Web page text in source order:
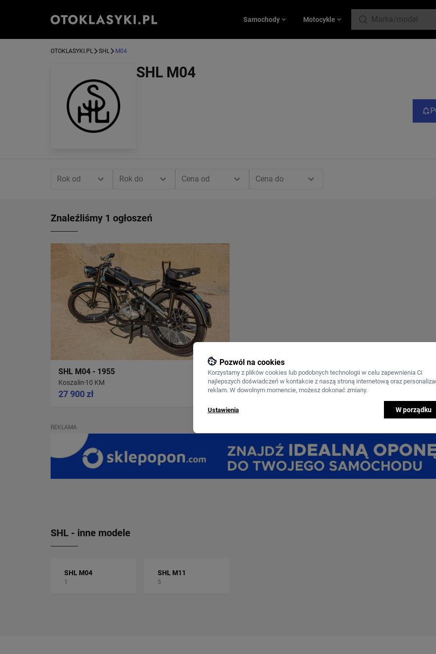
Samochody Motocykle
OTOKLASYKI.PL SHL M04
SHL M04
Rok od Rok do Cena od Cena do
Znaleźliśmy 1 ogłoszeń
SHL M04 - 1955
Koszalin 10 KM
27 900 zł
REKLAMA
SHL - inne modele
SHL M04
1
SHL M11
5
Pozwól na cookies
Korzystamy z plików cookies lub podobnych technologii w celu zapewnienia Ci
najlepszych doświadczeń w kontakcie z naszą stroną internetową oraz
reklam. W dowolnym momencie, możesz dokonać zmiany.
Ustawienia W porządku